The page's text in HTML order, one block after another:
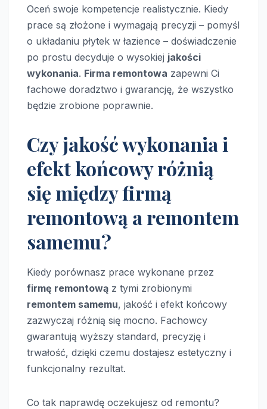
Oceń swoje kompetencje realistycznie. Kiedy
prace są złożone i wymagają precyzji – pomyśl
o układaniu płytek w łazience – doświadczenie
po prostu decyduje o wysokiej jakości
wykonania. Firma remontowa zapewni Ci
fachowe doradztwo i gwarancję, że wszystko
będzie zrobione poprawnie.
Czy jakość wykonania i
efekt końcowy różnią
się między firmą
remontową a remontem
samemu?
Kiedy porównasz prace wykonane przez
firmę remontową z tymi zrobionymi
remontem samemu, jakość i efekt końcowy
zazwyczaj różnią się mocno. Fachowcy
gwarantują wyższy standard, precyzję i
trwałość, dzięki czemu dostajesz estetyczny i
funkcjonalny rezultat.
Co tak naprawdę oczekujesz od remontu?